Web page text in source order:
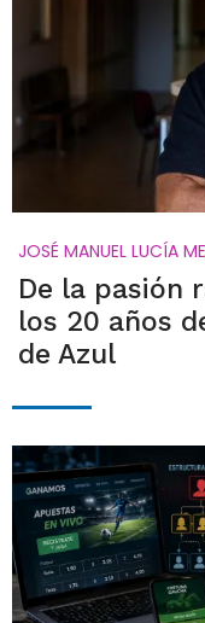
JOSÉ MANUEL LUCÍA
De la pasión
los 20 años
de Azul